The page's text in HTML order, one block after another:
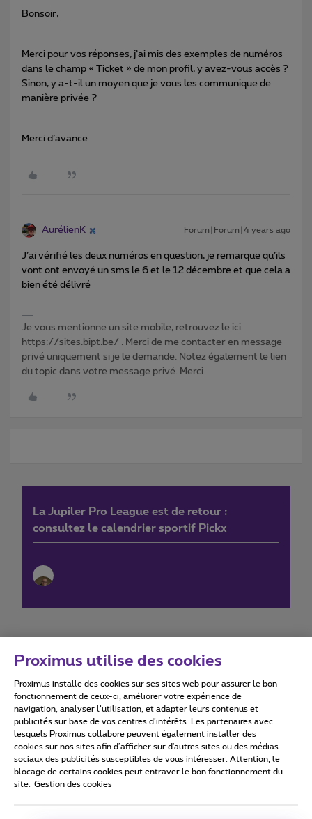
Bonsoir,
Merci pour vos réponses, j’ai mis des exemples de numéros
dans le champ « Ticket » de mon profil, y avez-vous accès ?
Sinon, y a-t-il un moyen que je vous les communique de
manière privée ?
Merci d’avance
AurélienK Forum|Forum|4 years ago
J’ai vérifié les deux numéros en question, je remarque qu’ils
vont ont envoyé un sms le 6 et le 12 décembre et que cela a
bien été délivré
Je vous mentionne un site mobile, retrouvez le ici
https://sites.bipt.be/ . Merci de me contacter en message
privé uniquement si je le demande. Notez également le lien
du topic dans votre message privé. Merci
La Jupiler Pro League est de retour :
consultez le calendrier sportif Pickx
Conditions d'utilisation Accessibility statement
Tous droits réservés. © 2026 Proximus
Conditions générales, info consommateur
Proximus utilise des cookies
Proximus installe des cookies sur ses sites web pour assurer le bon
fonctionnement de ceux-ci, améliorer votre expérience de
navigation, analyser l’utilisation, et adapter leurs contenus et
publicités sur base de vos centres d’intérêts. Les partenaires avec
lesquels Proximus collabore peuvent également installer des
cookies sur nos sites afin d’afficher sur d'autres sites ou des médias
sociaux des publicités susceptibles de vous intéresser. Attention, le
blocage de certains cookies peut entraver le bon fonctionnement du
site.
Gestion des cookies